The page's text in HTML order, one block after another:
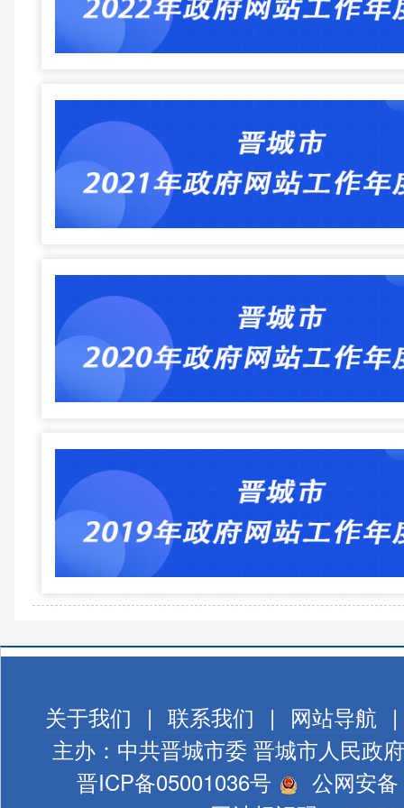
关于我们 | 联系我们 | 网站导航 |
主办：中共晋城市委 晋城市人民政府
晋ICP备05001036号
公网安